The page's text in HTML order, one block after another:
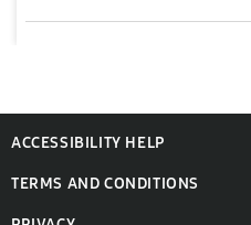
ACCESSIBILITY HELP
TERMS AND CONDITIONS